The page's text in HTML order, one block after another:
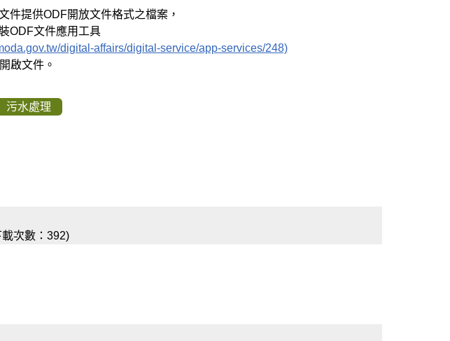
件提供ODF開放文件格式之檔案，
ODF文件應用工具
digital-affairs/digital-service/app-services/248)
啟文件。
污水處理
次數：392)